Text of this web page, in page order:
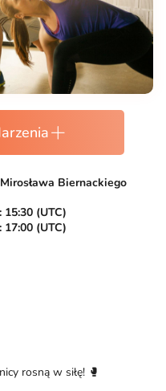
Biernackiego
(UTC)
(UTC)
rosną w siłę! 🥊